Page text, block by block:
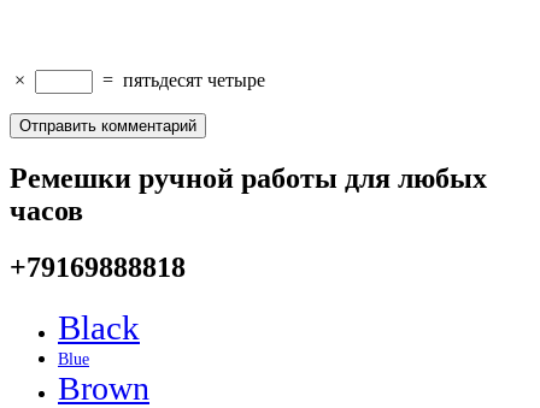
× = пятьдесят четыре
Ремешки ручной работы для любых
часов
+79169888818
Black
Blue
Brown